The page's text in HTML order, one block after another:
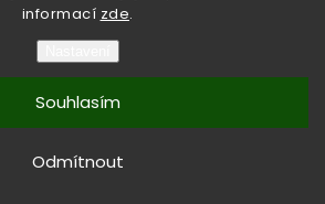
informací zde.
Odmítnout
Souhlasím